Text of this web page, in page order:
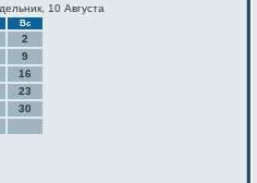
10 Августа
Вс
2
9
16
23
30